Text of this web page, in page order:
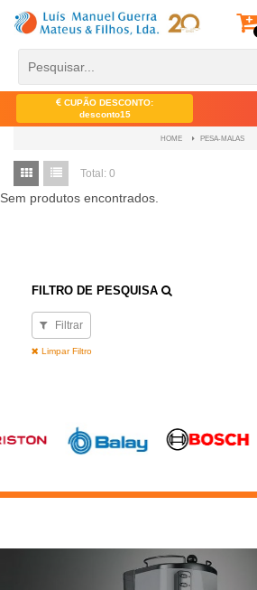
CUPÃO DESCONTO:
desconto15
HOME PESA-MALAS
FILTRO DE PESQUISA
Filtrar
Limpar Filtro
Total: 0
Sem produtos encontrados.